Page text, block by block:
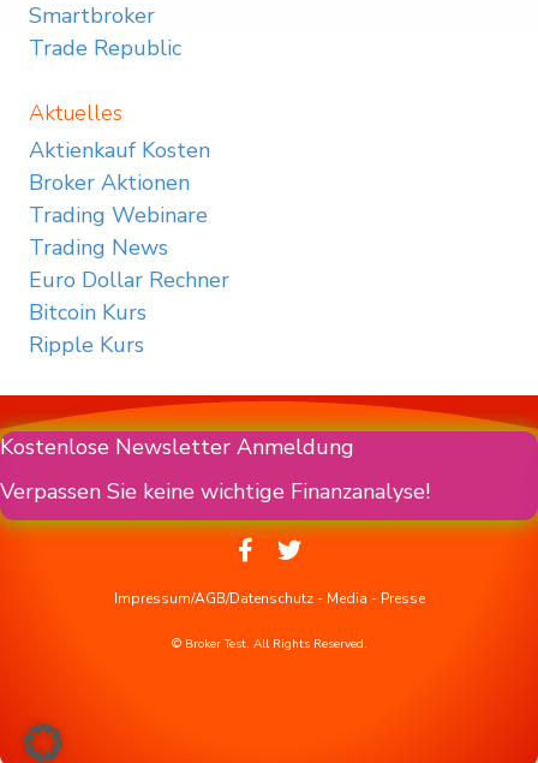
Smartbroker
Trade Republic
Aktuelles
Aktienkauf Kosten
Broker Aktionen
Trading Webinare
Trading News
Euro Dollar Rechner
Bitcoin Kurs
Ripple Kurs
Kostenlose Newsletter Anmeldung
Verpassen Sie keine wichtige Finanzanalyse!
Impressum/AGB/Datenschutz- Media - Presse
© Broker Test. All Rights Reserved.